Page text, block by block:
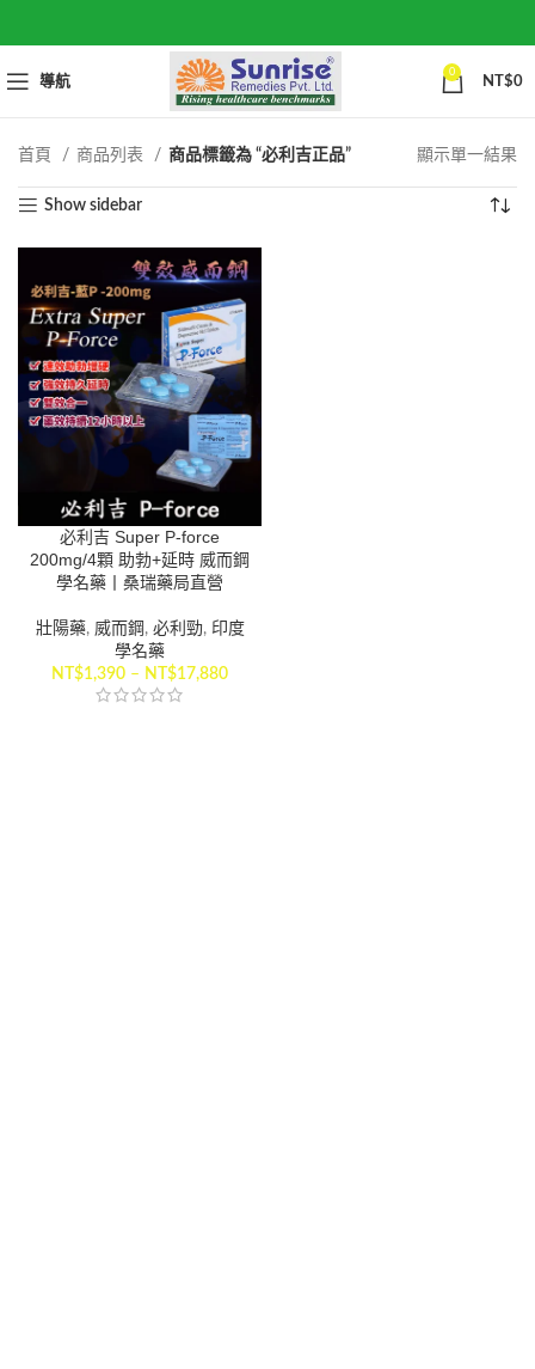
導航
0
NT$0
首頁 商品列表 商品標籤為 “必利吉正品” 顯示單一結果
Show sidebar
必利吉 Super P-force
200mg/4顆 助勃+延時 威而鋼
學名藥丨桑瑞藥局直營
壯陽藥, 威而鋼 , 必利勁, 印度
學名藥
NT$1,390 – NT$17,880